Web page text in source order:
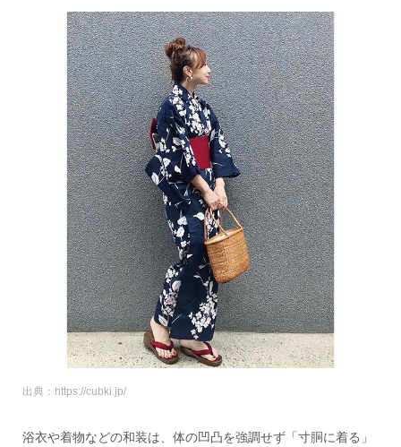
出典：https://cubki.jp/
浴衣や着物などの和装は、体の凹凸を強調せず「寸胴に着る」